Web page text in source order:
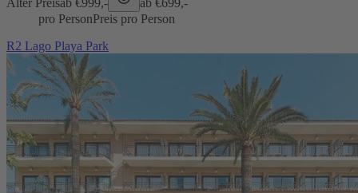
pro PersonPreis pro Person
R2 Lago Playa Park